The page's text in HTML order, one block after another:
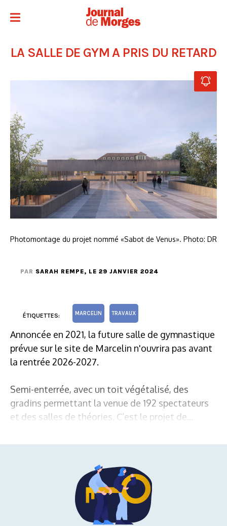
LA SALLE DE GYM A PRIS DU RETARD
Photomontage du projet nommé «Sabot de Venus». Photo: DR
PAR SARAH REMPE, LE 29 JANVIER 2024
ÉTIQUETTES: MARCELIN TRAVAUX
Annoncée en 2021, la future salle de gymnastique
prévue sur le site de Marcelin n'ouvrira pas avant
la rentrée 2026-2027.
Semi-enterrée, avec un toit végétalisé, des
gradins permettant la venue de 192 spectateurs
et des salles de théories. C’est le projet de...